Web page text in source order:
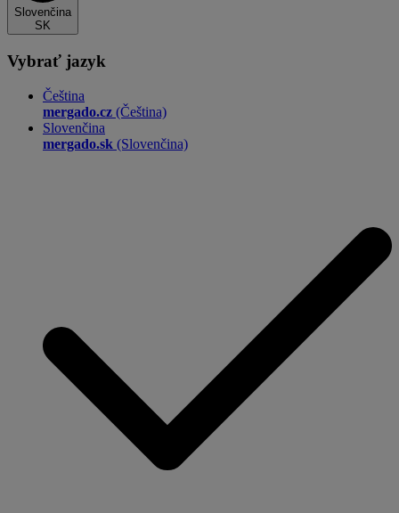
Slovenčina
SK
Vybrať jazyk
Čeština
mergado.cz (Čeština)
Slovenčina
mergado.sk (Slovenčina)